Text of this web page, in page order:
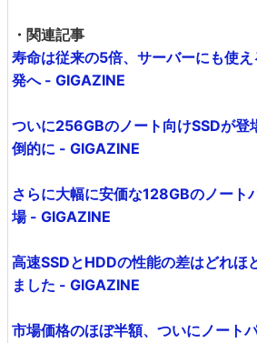
・関連記事
寿命は従来の5倍、サーバーにも使
発へ - GIGAZINE
ついに256GBのノート向けSSDが登
倒的に - GIGAZINE
さらに大幅に安価な128GBのノート
場 - GIGAZINE
高速SSDとHDDの性能の差はどれほ
ました - GIGAZINE
市場価格のほぼ半額、ついにノート